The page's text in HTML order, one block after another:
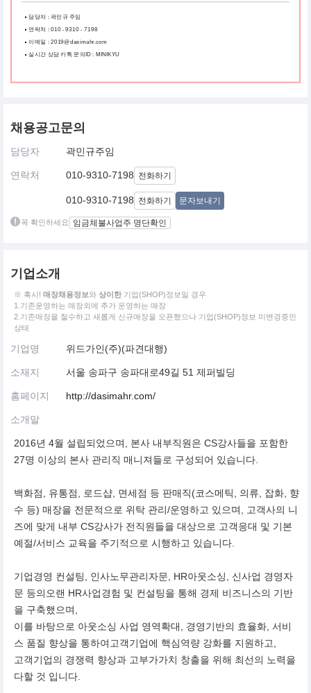
담당자 : 곽민규 주임
연락처 : 010 - 9310 - 7198
이메일 : 2019@dasimahr.com
실시간 상담 카톡 문의ID : MINIKYU
채용공고문의
담당자 곽민규주임
연락처 010-9310-7198 전화하기
010-9310-7198 전화하기 문자보내기
꼭 확인하세요 임금체불사업주 명단확인
기업소개
※ 혹시! 매장채용정보와 상이한 기업(SHOP)정보일 경우
1.기존운영하는 매장외에 추가 운영하는 매장
2.기존매장을 철수하고 새롭게 신규매장을 오픈했으나 기업(SHOP)정보 미변경중인
상태
기업명 위드가인(주)(파견대행)
소재지 서울 송파구 송파대로49길 51 제퍼빌딩
홈페이지 http://dasimahr.com/
소개말
2016년 4월 설립되었으며, 본사 내부직원은 CS강사들을 포함한
27명 이상의 본사 관리직 매니져들로 구성되어 있습니다.
백화점, 유통점, 로드샵, 면세점 등 판매직(코스메틱, 의류, 잡화, 향
수 등) 매장을 전문적으로 위탁 관리/운영하고 있으며, 고객사의 니
즈에 맞게 내부 CS강사가 전직원들을 대상으로 고객응대 및 기본
예절/서비스 교육을 주기적으로 시행하고 있습니다.
기업경영 컨설팅, 인사노무관리자문, HR아웃소싱, 신사업 경영자
문 등의오랜 HR사업경험 및 컨설팅을 통해 경제 비즈니스의 기반
을 구축했으며,
이를 바탕으로 아웃소싱 사업 영역확대, 경영기반의 효율화, 서비
스 품질 향상을 통하여고객기업에 핵심역량 강화를 지원하고,
고객기업의 경쟁력 향상과 고부가가치 창출을 위해 최선의 노력을
다할 것 입니다.